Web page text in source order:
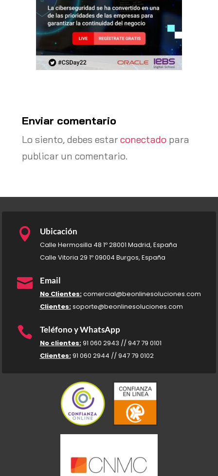
Enviar comentario
Lo siento, debes estar conectadopara
publicar un comentario.
 Ubicación
Calle Hermosilla 48 1º 28001 Madrid, España
Calle Vitoria 29 1º 09004 Burgos, España
 Email
No Clientes:comercial@beonlinesoluciones.com
Clientes:soporte@beonlinesoluciones.com
 Teléfono y WhatsApp
No clientes:91 060 2943 // 947 79 0101
Clientes:91 060 2944 // 947 79 0102